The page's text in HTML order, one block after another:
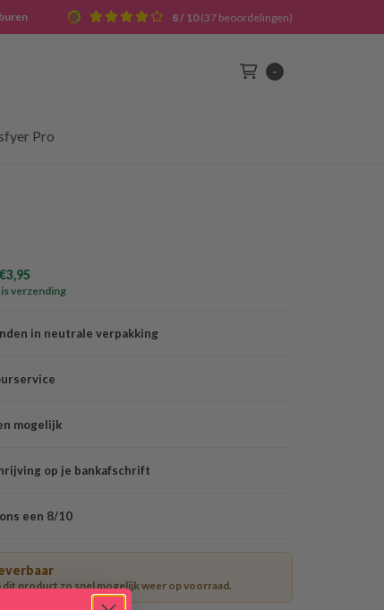
8 / 10(37 beoordelingen)
-
Winkelwagen
Pro
verzending
in neutrale verpakking
mogelijk
op je bankafschrift
een 8/10
product zo snel mogelijk weer op voorraad.